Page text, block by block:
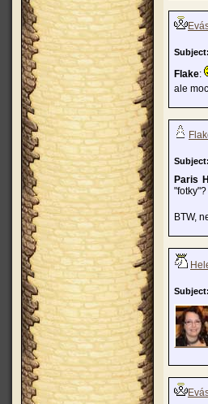
Subject:
Flake:
ale
Subject:
Paris
"fotky"?
BTW,
Subject: